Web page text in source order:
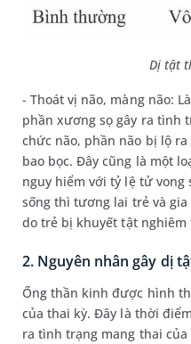
Dị tật
- Thoát vị não, màng não:
phần xương sọ gây ra tình
chức não, phần não bị lộ
bao bọc. Đây cũng là một
nguy hiểm với tỷ lệ tử vong
sống thì tương lai trẻ và
do trẻ bị khuyết tật nghiêm
2. Nguyên nhân gây dị
Ống thần kinh được hình
của thai kỳ. Đây là thời
ra tình trạng mang thai